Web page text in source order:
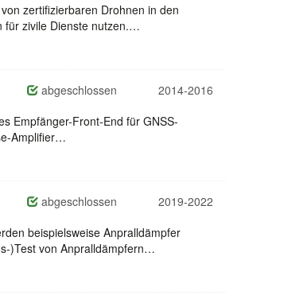
zertifizierbaren Drohnen in den
für zivile Dienste nutzen.…
abgeschlossen
2014-2016
Empfänger-Front-End für GNSS-
Amplifier…
abgeschlossen
2019-2022
beispielsweise Anpralldämpfer
)Test von Anpralldämpfern…